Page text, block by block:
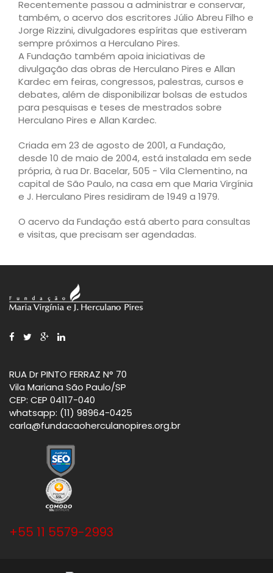
Recentemente passou a administrar e conservar,
também, o acervo dos escritores Júlio Abreu Filho e
Jorge Rizzini, divulgadores espíritas que estiveram
sempre próximos a Herculano Pires.
A Fundação também apoia iniciativas de
divulgação das obras de Herculano Pires e Allan
Kardec em feiras, congressos, palestras, cursos e
debates, além de disponibilizar bolsas de estudos
para pesquisas e teses de mestrados sobre
Herculano Pires e Allan Kardec.
Criada em 23 de agosto de 2001, a Fundação,
desde 10 de maio de 2004, está instalada em sede
própria, à rua Dr. Bacelar, 505 - Vila Clementino, na
capital de São Paulo, na casa em que Maria Virgínia
e J. Herculano Pires residiram de 1949 a 1979.
O acervo da Fundação está aberto para consultas
e visitas, que precisam ser agendadas.
RUA Dr PINTO FERRAZ N° 70
Vila Mariana São Paulo/SP
CEP: CEP 04117-040
whatsapp: (11) 98964-0425
carla@fundacaoherculanopires.org.br
+55 11 5579-2993